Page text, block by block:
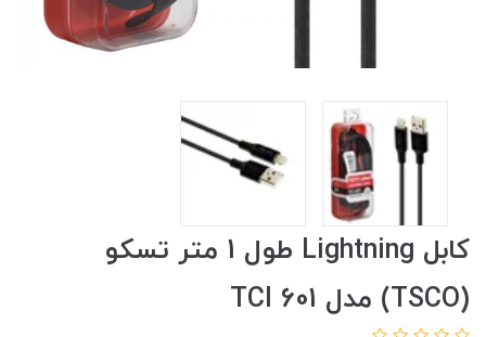
کابل Lightning طول 1 متر تسکو
(TSCO) مدل TCI 601